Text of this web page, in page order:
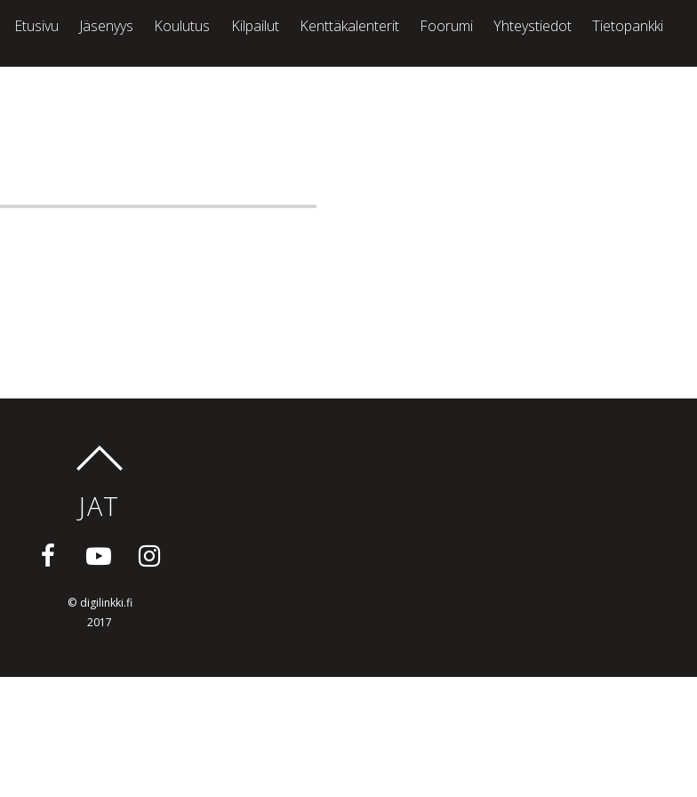
Etusivu Jäsenyys Koulutus Kilpailut Kenttäkalenterit Foorumi Yhteystiedot Tietopankki
JAT
© digilinkki.fi
2017